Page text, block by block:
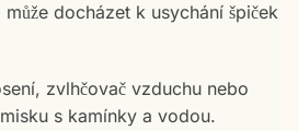
docházet k usychání špiček
zvlhčovač vzduchu nebo
s kamínky a vodou.